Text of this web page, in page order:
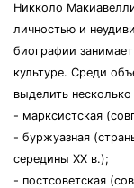
Никколо
личностью и
биографии
культуре. Среди
выделить
- марксистская
- буржуазная
середины XX в.);
- постсоветская